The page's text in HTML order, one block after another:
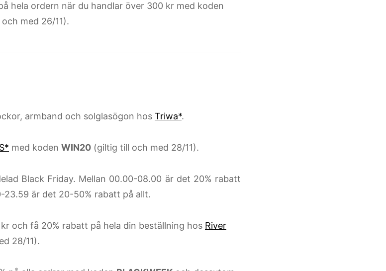
hela ordern när du handlar över 300 kr med koden
med 26/11).
armband och solglasögon hos Triwa*.
med koden WIN20 (giltig till och med 28/11).
Black Friday. Mellan 00.00-08.00 är det 20% rabatt
23.59 är det 20-50% rabatt på allt.
och få 20% rabatt på hela din beställning hos River
28/11).